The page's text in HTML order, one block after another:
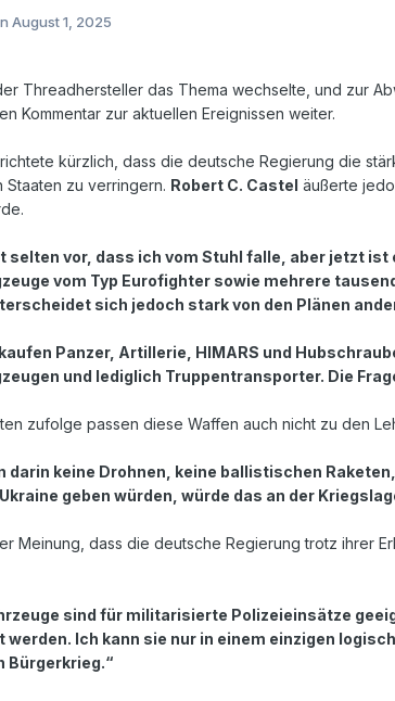
August 1, 2025
Threadhersteller das Thema wechselte, und zur
Kommentar zur aktuellen Ereignissen weiter.
kürzlich, dass die deutsche Regierung die
Staaten zu verringern. Robert C. Castel äußerte
selten vor, dass ich vom Stuhl falle, aber jetzt
vom Typ Eurofighter sowie mehrere
sich jedoch stark von den Plänen
Panzer, Artillerie, HIMARS und
und lediglich Truppentransporter. Die
zufolge passen diese Waffen auch nicht zu den
darin keine Drohnen, keine ballistischen
geben würden, würde das an der
Meinung, dass die deutsche Regierung trotz ihrer
sind für militarisierte Polizeieinsätze
werden. Ich kann sie nur in einem einzigen
Bürgerkrieg.“